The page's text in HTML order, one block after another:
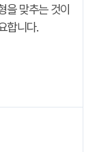
을 맞추는 것이
합니다.